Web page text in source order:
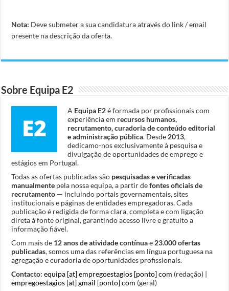
Nota: Deve submeter a sua candidatura através do link / email
presente na descrição da oferta.
Sobre Equipa E2
A Equipa E2é formada por profissionais com
experiência em recursos humanos,
recrutamento, curadoria de conteúdo editorial
e administração pública. Desde 2013,
dedicamo-nos exclusivamente à pesquisa e
divulgação de oportunidades de emprego e
estágios em Portugal.
Todas as ofertas publicadas são pesquisadas e verificadas
manualmente pela nossa equipa, a partir defontes oficiais de
recrutamento — incluindo portais governamentais, sites
institucionais e páginas de entidades empregadoras. Cada
publicação é redigida de forma clara, completa e com ligação
direta à fonte original, garantindo acesso livre e gratuito a
informação fiável.
Com mais de 12 anos de atividade contínuae 23.000 ofertas
publicadas, somos uma das referências em língua portuguesa na
agregação e curadoria de oportunidades profissionais.
Contacto: equipa [at] empregoestagios [ponto] com (redação) |
empregoestagios [at] gmail [ponto] com (geral)